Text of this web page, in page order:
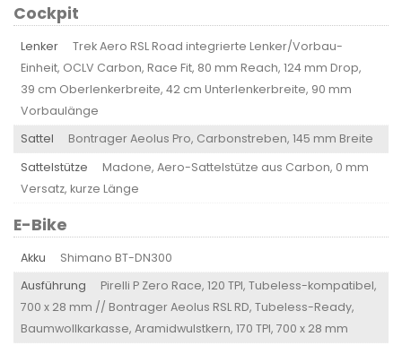
Cockpit
Lenker
Trek Aero RSL Road integrierte Lenker/Vorbau-
Einheit, OCLV Carbon, Race Fit, 80 mm Reach, 124 mm Drop,
39 cm Oberlenkerbreite, 42 cm Unterlenkerbreite, 90 mm
Vorbaulänge
Sattel
Bontrager Aeolus Pro, Carbonstreben, 145 mm Breite
Sattelstütze
Madone, Aero-Sattelstütze aus Carbon, 0 mm
Versatz, kurze Länge
E-Bike
Akku
Shimano BT-DN300
Ausführung
Pirelli P Zero Race, 120 TPI, Tubeless-kompatibel,
700 x 28 mm // Bontrager Aeolus RSL RD, Tubeless-Ready,
Baumwollkarkasse, Aramidwulstkern, 170 TPI, 700 x 28 mm